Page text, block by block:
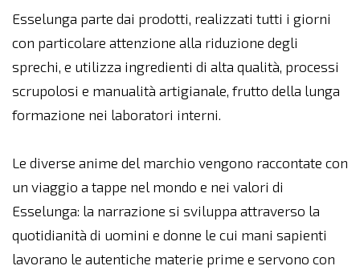
Esselunga parte dai prodotti, realizzati tutti i giorni
con particolare attenzione alla riduzione degli
sprechi, e utilizza ingredienti di alta qualità, processi
scrupolosi e manualità artigianale, frutto della lunga
formazione nei laboratori interni.
Le diverse anime del marchio vengono raccontate con
un viaggio a tappe nel mondo e nei valori di
Esselunga: la narrazione si sviluppa attraverso la
quotidianità di uomini e donne le cui mani sapienti
lavorano le autentiche materie prime e servono con